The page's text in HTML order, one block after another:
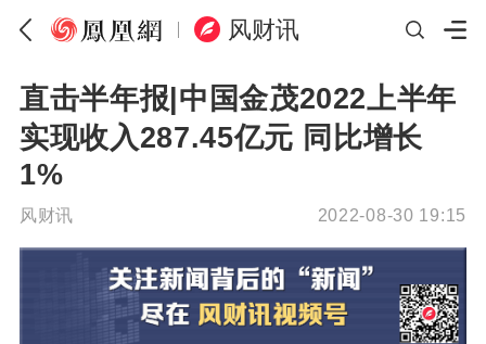
风财讯
直击半年报|中国金茂2022上半年
实现收入287.45亿元 同比增长
1%
风财讯 2022-08-30 19:15